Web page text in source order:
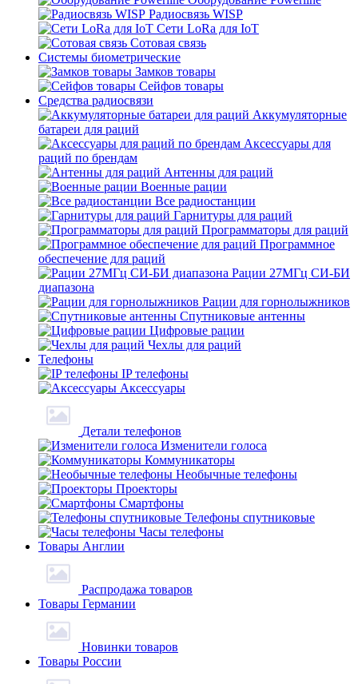
Радиосвязь WISP
Сети LoRa для IoT
Сотовая связь
Системы биометрические
Замков товары
Сейфов товары
Средства радиосвязи
Аккумуляторные
батареи для раций
Аксессуары для
раций по брендам
Антенны для раций
Военные рации
Все радиостанции
Гарнитуры для раций
Программаторы для раций
Программное
обеспечение для раций
Рации 27МГц СИ-БИ
диапазона
Рации для горнолыжников
Спутниковые антенны
Цифровые рации
Чехлы для раций
Телефоны
IP телефоны
Аксессуары
Детали телефонов
Изменители голоса
Коммуникаторы
Необычные телефоны
Проекторы
Смартфоны
Телефоны спутниковые
Часы телефоны
Товары Англии
Распродажа товаров
Товары Германии
Новинки товаров
Товары России